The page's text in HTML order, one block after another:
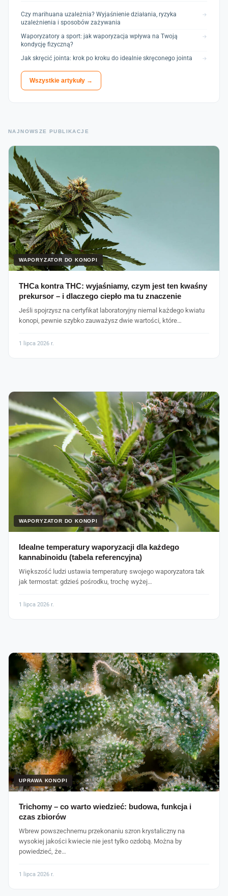
Czy marihuana uzależnia? Wyjaśnienie działania, ryzyka
uzależnienia i sposobów zażywania
→
Waporyzatory a sport: jak waporyzacja wpływa na Twoją
kondycję fizyczną?
→
Jak skręcić jointa: krok po kroku do idealnie skręconego jointa →
Wszystkie artykuły →
NAJNOWSZE PUBLIKACJE
WAPORYZATOR DO KONOPI
THCa kontra THC: wyjaśniamy, czym jest ten kwaśny
prekursor – i dlaczego ciepło ma tu znaczenie
Jeśli spojrzysz na certyfikat laboratoryjny niemal każdego kwiatu
konopi, pewnie szybko zauważysz dwie wartości, które…
1 lipca 2026 r.
WAPORYZATOR DO KONOPI
Idealne temperatury waporyzacji dla każdego
kannabinoidu (tabela referencyjna)
Większość ludzi ustawia temperaturę swojego waporyzatora tak
jak termostat: gdzieś pośrodku, trochę wyżej…
1 lipca 2026 r.
UPRAWA KONOPI
Trichomy – co warto wiedzieć: budowa, funkcja i
czas zbiorów
Wbrew powszechnemu przekonaniu szron krystaliczny na
wysokiej jakości kwiecie nie jest tylko ozdobą. Można by
powiedzieć, że…
1 lipca 2026 r.